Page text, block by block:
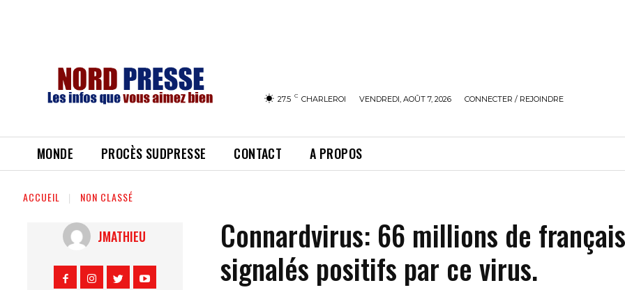
27.5 C CHARLEROI VENDREDI, AOÛT 7, 2026 CONNECTER / REJOINDRE
MONDE PROCÈS SUDPRESSE CONTACT A PROPOS
ACCUEIL NON CLASSÉ
JMATHIEU
Connardvirus: 66 millions de
signalés positifs par ce virus.